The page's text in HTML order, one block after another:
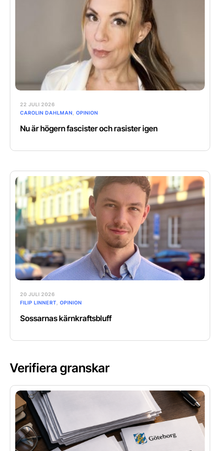
22 JULI 2026
CAROLIN DAHLMAN
OPINION
Nu är högern fascister och rasister igen
20 JULI 2026
FILIP LINNERT
OPINION
Sossarnas kärnkraftsbluff
Verifiera granskar